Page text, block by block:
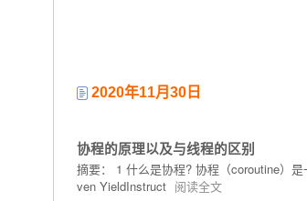
2020年11月30日
协程的原理以及与线程的区别
摘要： 1 什么是协程? 协程（coroutine）
ven YieldInstruct 阅读全文